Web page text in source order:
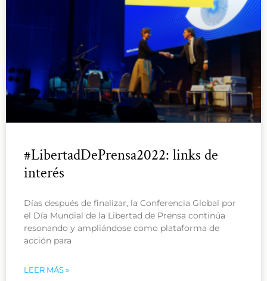
#LibertadDePrensa2022: links de
interés
Días después de finalizar, la Conferencia Global por
el Día Mundial de la Libertad de Prensa continúa
resonando y ampliándose como plataforma de
acción para
LEER MÁS »